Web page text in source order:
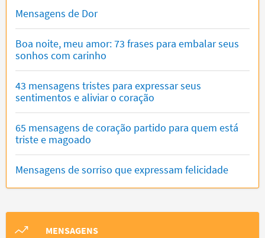
Mensagens de Dor
Boa noite, meu amor: 73 frases para embalar seus
sonhos com carinho
43 mensagens tristes para expressar seus
sentimentos e aliviar o coração
65 mensagens de coração partido para quem está
triste e magoado
Mensagens de sorriso que expressam felicidade
MENSAGENS